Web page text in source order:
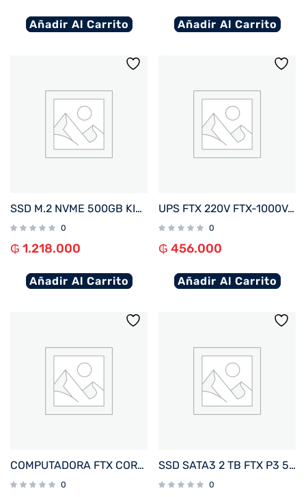
Añadir Al Carrito Añadir Al Carrito
SSD M.2 NVME 500GB KINGSTON SNV3SM3/500G 5000/3000MB/S PCIE 4.0
0
₲ 1.218.000
Añadir Al Carrito
UPS FTX 220V FTX-1000VA / 600W NEMA UNIVERSAL
0
₲ 456.000
Añadir Al Carrito
COMPUTADORA FTX CORE MAX I5/480SSD/8G+ MON 22″+ UPS 600+ TECLADO+ MOU+ SPK+ FILTRO
0
SSD SATA3 2 TB FTX P3 550/470 127154
0